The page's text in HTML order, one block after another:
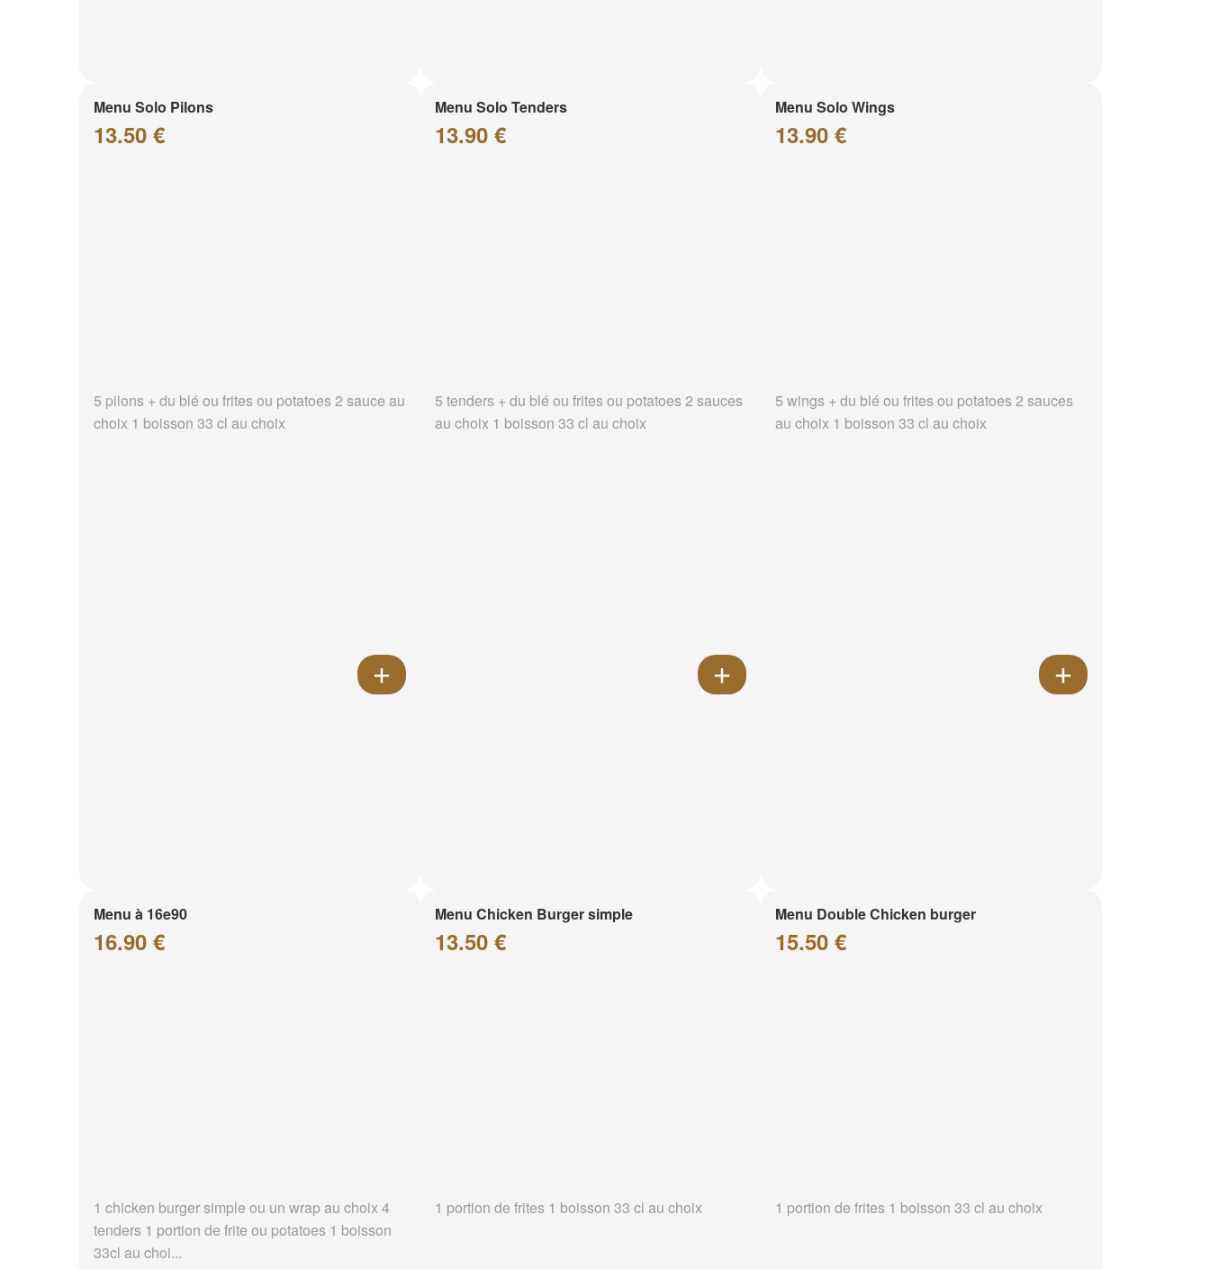
Menu Solo Pilons
13.50 €
5 pilons + du blé ou frites ou potatoes 2 sauce au
choix 1 boisson 33 cl au choix
Menu Solo Tenders
13.90 €
5 tenders + du blé ou frites ou potatoes 2 sauces
au choix 1 boisson 33 cl au choix
Menu Solo Wings
13.90 €
5 wings + du blé ou frites ou potatoes 2 sauces
au choix 1 boisson 33 cl au choix
Menu à 16e90
16.90 €
1 chicken burger simple ou un wrap au choix 4
tenders 1 portion de frite ou potatoes 1 boisson
33cl au choi...
Menu Chicken Burger simple
13.50 €
1 portion de frites 1 boisson 33 cl au choix
Menu Double Chicken burger
15.50 €
1 portion de frites 1 boisson 33 cl au choix